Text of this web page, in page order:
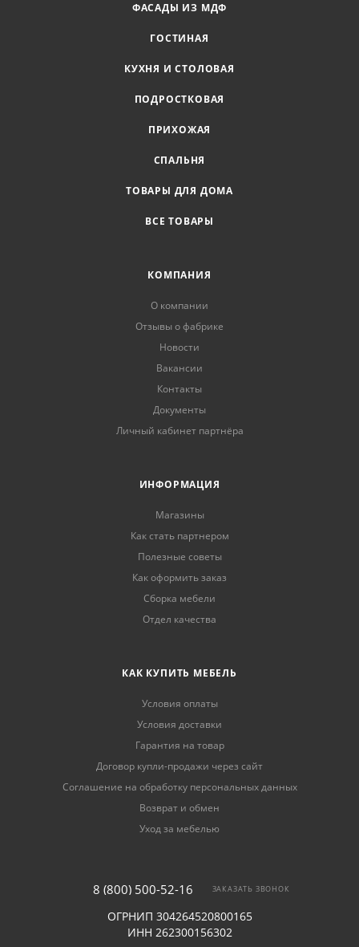
ФАСАДЫ ИЗ МДФ
ГОСТИНАЯ
КУХНЯ И СТОЛОВАЯ
ПОДРОСТКОВАЯ
ПРИХОЖАЯ
СПАЛЬНЯ
ТОВАРЫ ДЛЯ ДОМА
ВСЕ ТОВАРЫ
КОМПАНИЯ
О компании
Отзывы о фабрике
Новости
Вакансии
Контакты
Документы
Личный кабинет партнёра
ИНФОРМАЦИЯ
Магазины
Как стать партнером
Полезные советы
Как оформить заказ
Сборка мебели
Отдел качества
КАК КУПИТЬ МЕБЕЛЬ
Условия оплаты
Условия доставки
Гарантия на товар
Договор купли-продажи через сайт
Соглашение на обработку персональных данных
Возврат и обмен
Уход за мебелью
8 (800) 500-52-16 ЗАКАЗАТЬ ЗВОНОК
ОГРНИП 304264520800165
ИНН 262300156302